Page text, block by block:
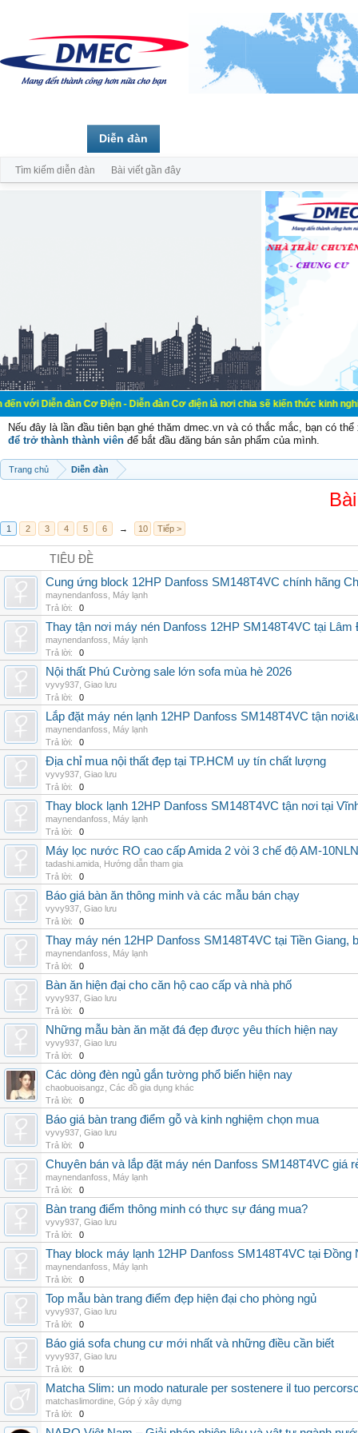
đàn Cơ Điện - Diễn đàn Cơ điện là nơi chia sẽ kiến thức kinh nghiệm
Nếu đây là lần đầu tiên bạn ghé thăm dmec.vn và có thắc mắc, bạn có
để trở thành thành viên để bắt đầu đăng bán sản phẩm của mình.
Trang chủ Diễn đàn
1 2 3 4 5 6 → 10 Tiếp >
TIÊU ĐỀ
Cung ứng block 12HP Danfoss SM148T4VC chính hãng
maynendanfoss
Máy lạnh
Trả lời:
0
Thay tận nơi máy nén Danfoss 12HP SM148T4VC tại
maynendanfoss
Máy lạnh
Trả lời:
0
Nội thất Phú Cường sale lớn sofa mùa hè 2026
vyvy937 Giao lưu
Trả lời:
0
Lắp đặt máy nén lạnh 12HP Danfoss SM148T4VC tận
maynendanfoss
Máy lạnh
Trả lời:
0
Địa chỉ mua nội thất đẹp tại TP.HCM uy tín chất lượng
vyvy937 Giao lưu
Trả lời:
0
Thay block lạnh 12HP Danfoss SM148T4VC tận nơi tại
maynendanfoss
Máy lạnh
Trả lời:
0
Máy lọc nước RO cao cấp Amida 2 vòi 3 chế độ AM-
tadashi.amida Hướng dẫn tham gia
Trả lời:
0
Báo giá bàn ăn thông minh và các mẫu bán chạy
vyvy937 Giao lưu
Trả lời:
0
Thay máy nén 12HP Danfoss SM148T4VC tại Tiền Giang,
maynendanfoss
Máy lạnh
Trả lời:
0
Bàn ăn hiện đại cho căn hộ cao cấp và nhà phố
vyvy937 Giao lưu
Trả lời:
0
Những mẫu bàn ăn mặt đá đẹp được yêu thích hiện nay
vyvy937 Giao lưu
Trả lời:
0
Các dòng đèn ngủ gắn tường phổ biến hiện nay
chaobuoisangz Các đồ gia dụng khác
Trả lời:
0
Báo giá bàn trang điểm gỗ và kinh nghiệm chọn mua
vyvy937 Giao lưu
Trả lời:
0
Chuyên bán và lắp đặt máy nén Danfoss SM148T4VC giá
maynendanfoss
Máy lạnh
Trả lời:
0
Bàn trang điểm thông minh có thực sự đáng mua?
vyvy937 Giao lưu
Trả lời:
0
Thay block máy lạnh 12HP Danfoss SM148T4VC tại Đồng
maynendanfoss
Máy lạnh
Trả lời:
0
Top mẫu bàn trang điểm đẹp hiện đại cho phòng ngủ
vyvy937 Giao lưu
Trả lời:
0
Báo giá sofa chung cư mới nhất và những điều cần biết
vyvy937 Giao lưu
Trả lời:
0
Matcha Slim: un modo naturale per sostenere il tuo
matchaslimordine Góp ý xây dựng
Trả lời:
0
Diễn đàn
Tìm kiếm diễn đàn Bài viết gần đây